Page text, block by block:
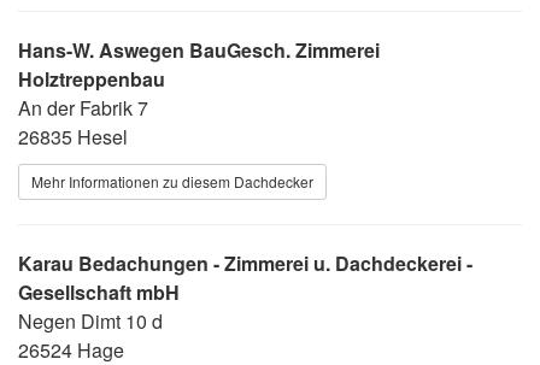
Hans-W. Aswegen BauGesch. Zimmerei
Holztreppenbau
An der Fabrik 7
26835 Hesel
Mehr Informationen zu diesem Dachdecker
Karau Bedachungen - Zimmerei u. Dachdeckerei -
Gesellschaft mbH
Negen Dimt 10 d
26524 Hage